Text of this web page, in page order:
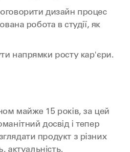
дизайн процес
робота в студії, як
напрямки росту кар'єри.
майже 15 років, за цей
досвід і тепер
продукт з різних
актуальність,